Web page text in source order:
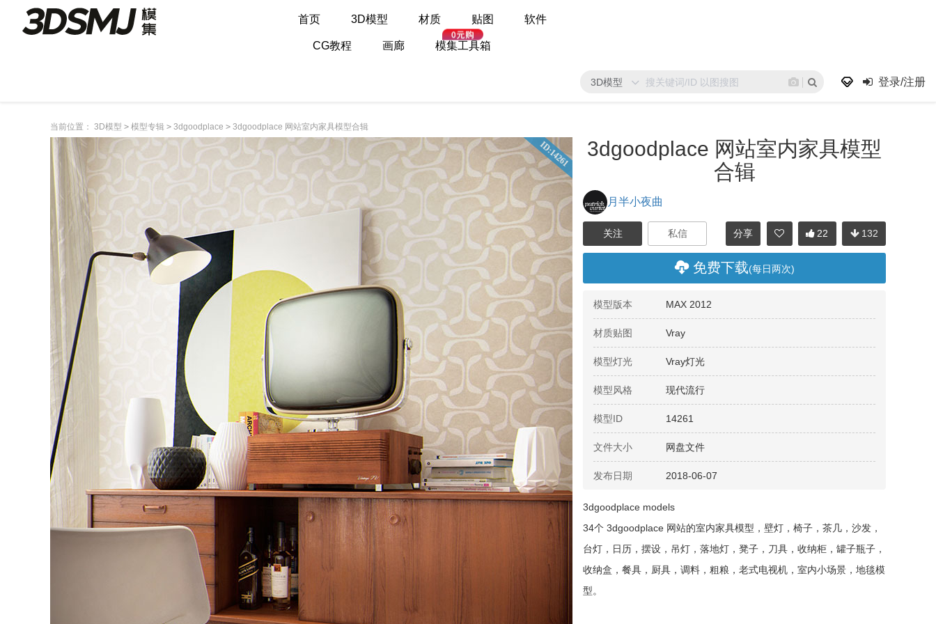
首页 3D模型 材质 贴图 软件
CG教程 画廊 模集工具箱
3D模型 登录/注册
当前位置： 3D模型 > 模型专辑 > 3dgoodplace > 3dgoodplace 网站室内家具模型合辑
ID:14261
3dgoodplace 网站室内家具模型
合辑
月半小夜曲
132
22
分享
免费下载(每日两次)
模型版本 MAX 2012
材质贴图 Vray
模型灯光 Vray灯光
模型风格 现代流行
模型ID 14261
文件大小 网盘文件
发布日期 2018-06-07
3dgoodplace models
34个 3dgoodplace 网站的室内家具模型，壁灯，椅子，茶几，沙发，
台灯，日历，摆设，吊灯，落地灯，凳子，刀具，收纳柜，罐子瓶子，
收纳盒，餐具，厨具，调料，粗粮，老式电视机，室内小场景，地毯模
型。